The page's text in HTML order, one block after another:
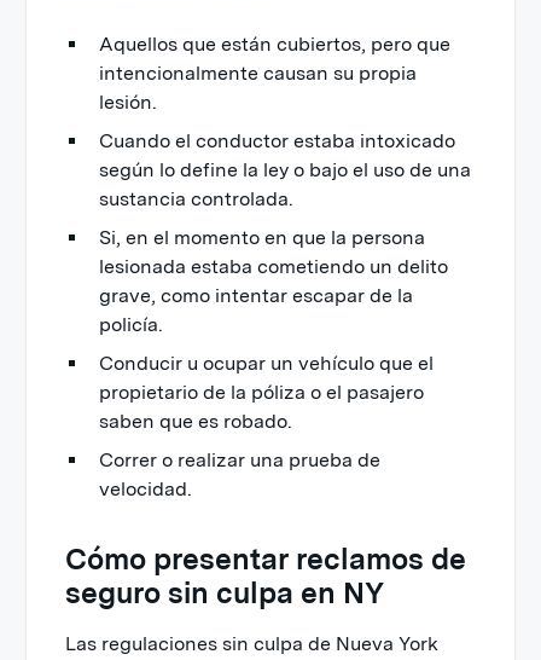
Aquellos que están cubiertos, pero que
intencionalmente causan su propia
lesión.
Cuando el conductor estaba intoxicado
según lo define la ley o bajo el uso de una
sustancia controlada.
Si, en el momento en que la persona
lesionada estaba cometiendo un delito
grave, como intentar escapar de la
policía.
Conducir u ocupar un vehículo que el
propietario de la póliza o el pasajero
saben que es robado.
Correr o realizar una prueba de
velocidad.
Cómo presentar reclamos de
seguro sin culpa en NY
Las regulaciones sin culpa de Nueva York